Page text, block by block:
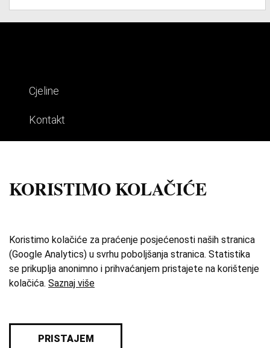
Cjeline
Kontakt
O zbirci
Katalog
Pravila privatnosti
KORISTIMO KOLAČIĆE
Koristimo kolačiće za praćenje posjećenosti naših stranica
(Google Analytics) u svrhu poboljšanja stranica. Statistika
se prikuplja anonimno i prihvaćanjem pristajete na korištenje
kolačića. Saznaj više
PRISTAJEM